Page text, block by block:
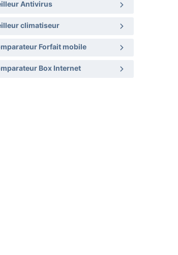
Antivirus
climatiseur
Forfait mobile
Box Internet